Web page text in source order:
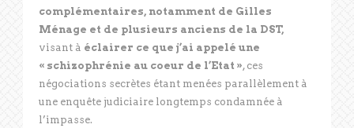
complémentaires, notamment de Gilles
Ménage et de plusieurs anciens de la DST,
visant à éclairer ce que j’ai appelé une
« schizophrénie au coeur de l’Etat », ces
négociations secrètes étant menées parallèlement à
une enquête judiciaire longtemps condamnée à
l’impasse.